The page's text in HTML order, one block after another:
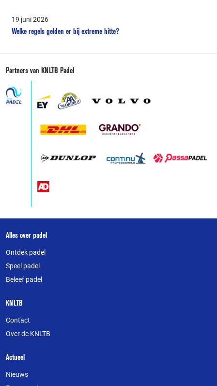
19 juni 2026
Welke regels gelden er bij extreme hitte?
Partners van KNLTB Padel
Over
deze
website
Alles over padel
Ontdek padel
Speel padel
Beleef padel
KNLTB
Contact
Over de KNLTB
Actueel
Nieuws